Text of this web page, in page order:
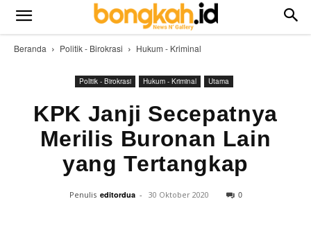
Beranda Politik - Birokrasi Hukum - Kriminal
Politik - Birokrasi Hukum - Kriminal Utama
KPK Janji Secepatnya
Merilis Buronan Lain
yang Tertangkap
Penulis editordua - 30 Oktober 2020 0